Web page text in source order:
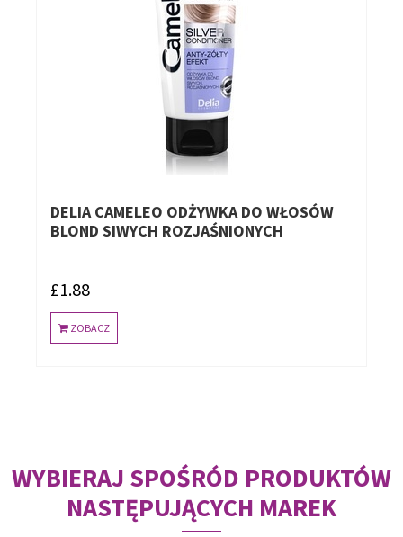
DELIA CAMELEO ODŻYWKA DO WŁOSÓW
BLOND SIWYCH ROZJAŚNIONYCH
£1.88
ZOBACZ
WYBIERAJ SPOŚRÓD PRODUKTÓW
NASTĘPUJĄCYCH MAREK